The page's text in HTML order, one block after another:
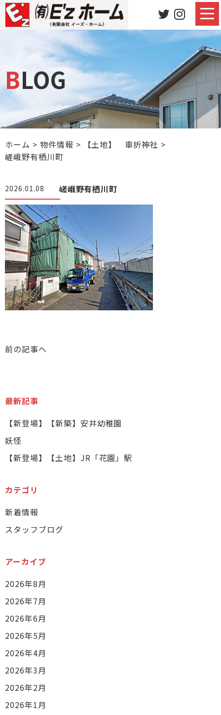
BLOG
ホーム > 物件情報 > 【土地】 車折神社 >
嵯峨野有栖川町
2026.01.08 嵯峨野有栖川町
前の記事へ
最新記事
【新登場】【新築】安井幼稚園
妖怪
【新登場】【土地】JR「花園」駅
カテゴリ
新着情報
スタッフブログ
アーカイブ
2026年8月
2026年7月
2026年6月
2026年5月
2026年4月
2026年3月
2026年2月
2026年1月